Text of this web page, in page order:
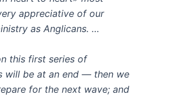
appreciative of our
as Anglicans. …
this first series of
will be at an end — then we
for the next wave; and